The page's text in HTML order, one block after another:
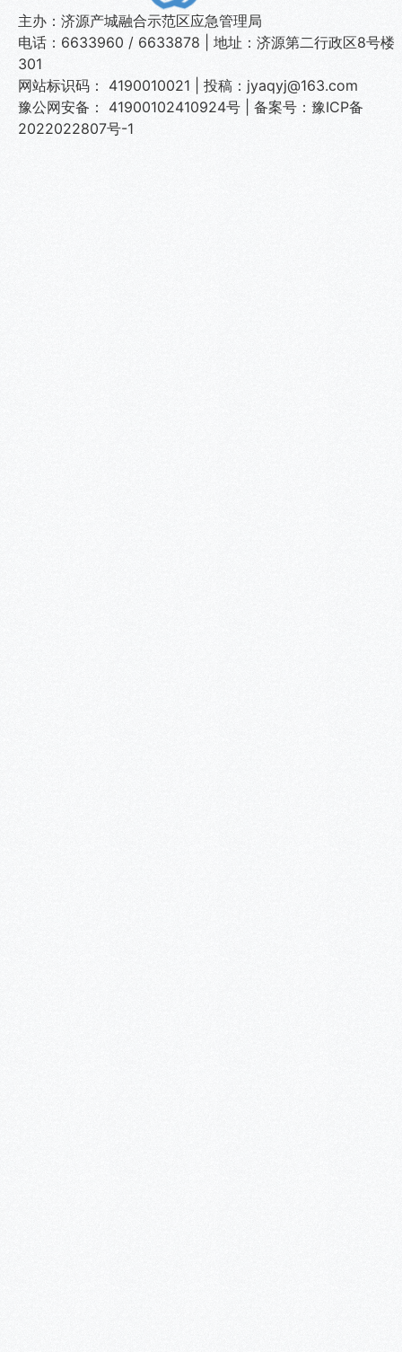
主办：济源产城融合示范区应急管理局
电话：6633960 / 6633878 | 地址：济源第二行政区8号楼
301
网站标识码： 4190010021 | 投稿：jyaqyj@163.com
豫公网安备： 41900102410924号
备案号：豫ICP备
2022022807号-1